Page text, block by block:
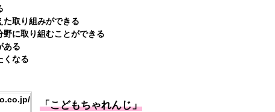
た取り組みができる
野に取り組むことができる
ある
くなる
「こどもちゃれんじ」